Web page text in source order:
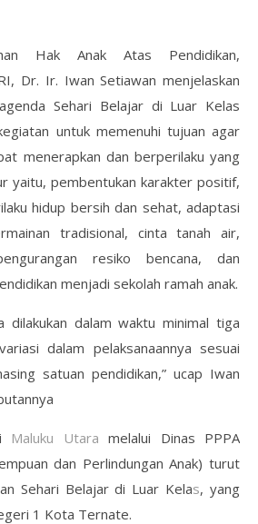
Hak Anak Atas Pendidikan,
Dr. Ir. Iwan Setiawan menjelaskan
Sehari Belajar di Luar Kelas
untuk memenuhi tujuan agar
menerapkan dan berperilaku yang
yaitu, pembentukan karakter positif,
hidup bersih dan sehat, adaptasi
tradisional, cinta tanah air,
resiko bencana, dan
menjadi sekolah ramah anak.
dilakukan dalam waktu minimal tiga
dalam pelaksanaannya sesuai
satuan pendidikan,” ucap Iwan
Maluku Utara melalui Dinas PPPA
dan Perlindungan Anak) turut
Sehari Belajar di Luar Kelas, yang
1 Kota Ternate.